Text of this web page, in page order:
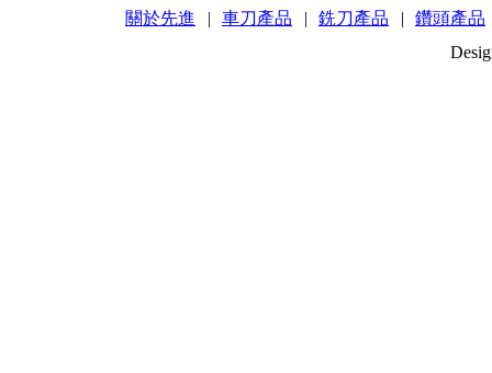
關於先進 | 車刀產品 | 銑刀產品 |
鑽頭產品